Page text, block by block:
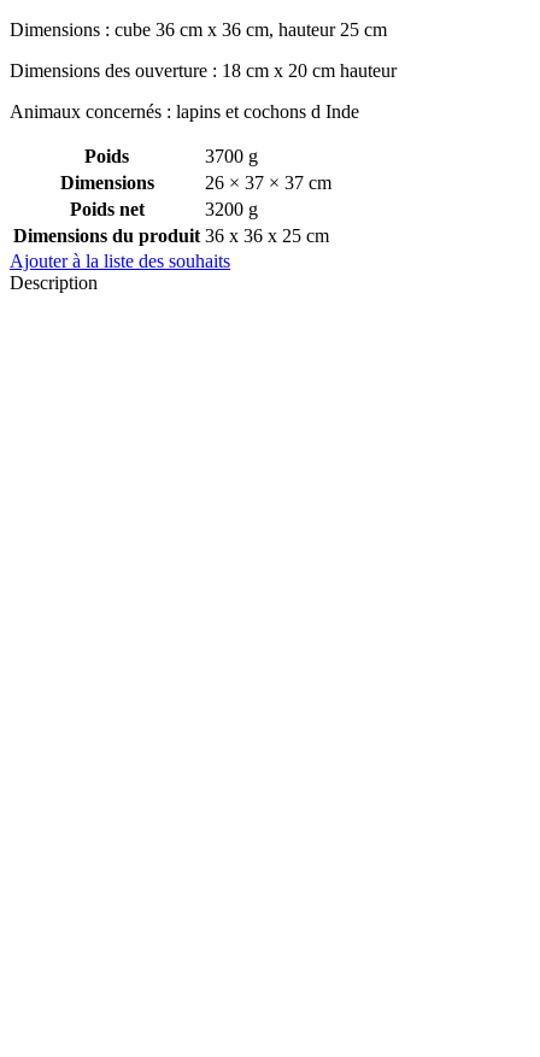
Dimensions : cube 36 cm x 36 cm, hauteur 25 cm
Dimensions des ouverture : 18 cm x 20 cm hauteur
Animaux concernés : lapins et cochons d Inde
Poids
3700 g
Dimensions
26 × 37 × 37 cm
Poids net
3200 g
Dimensions du produit 36 x 36 x 25 cm
Ajouter à la liste des souhaits
Description